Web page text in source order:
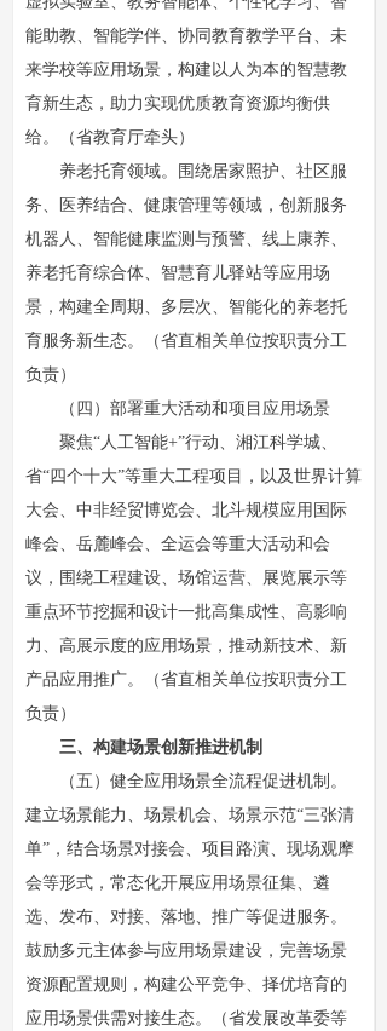
能助教、智能学伴、协同教育教学平台、未
来学校等应用场景，构建以人为本的智慧教
育新生态，助力实现优质教育资源均衡供
给。（省教育厅牵头）
养老托育领域。围绕居家照护、社区服
务、医养结合、健康管理等领域，创新服务
机器人、智能健康监测与预警、线上康养、
养老托育综合体、智慧育儿驿站等应用场
景，构建全周期、多层次、智能化的养老托
育服务新生态。（省直相关单位按职责分工
负责）
（四）部署重大活动和项目应用场景
聚焦“人工智能+”行动、湘江科学城、
省“四个十大”等重大工程项目，以及世界计算
大会、中非经贸博览会、北斗规模应用国际
峰会、岳麓峰会、全运会等重大活动和会
议，围绕工程建设、场馆运营、展览展示等
重点环节挖掘和设计一批高集成性、高影响
力、高展示度的应用场景，推动新技术、新
产品应用推广。（省直相关单位按职责分工
负责）
三、构建场景创新推进机制
（五）健全应用场景全流程促进机制。
建立场景能力、场景机会、场景示范“三张清
单”，结合场景对接会、项目路演、现场观摩
会等形式，常态化开展应用场景征集、遴
选、发布、对接、落地、推广等促进服务。
鼓励多元主体参与应用场景建设，完善场景
资源配置规则，构建公平竞争、择优培育的
应用场景供需对接生态。（省发展改革委等